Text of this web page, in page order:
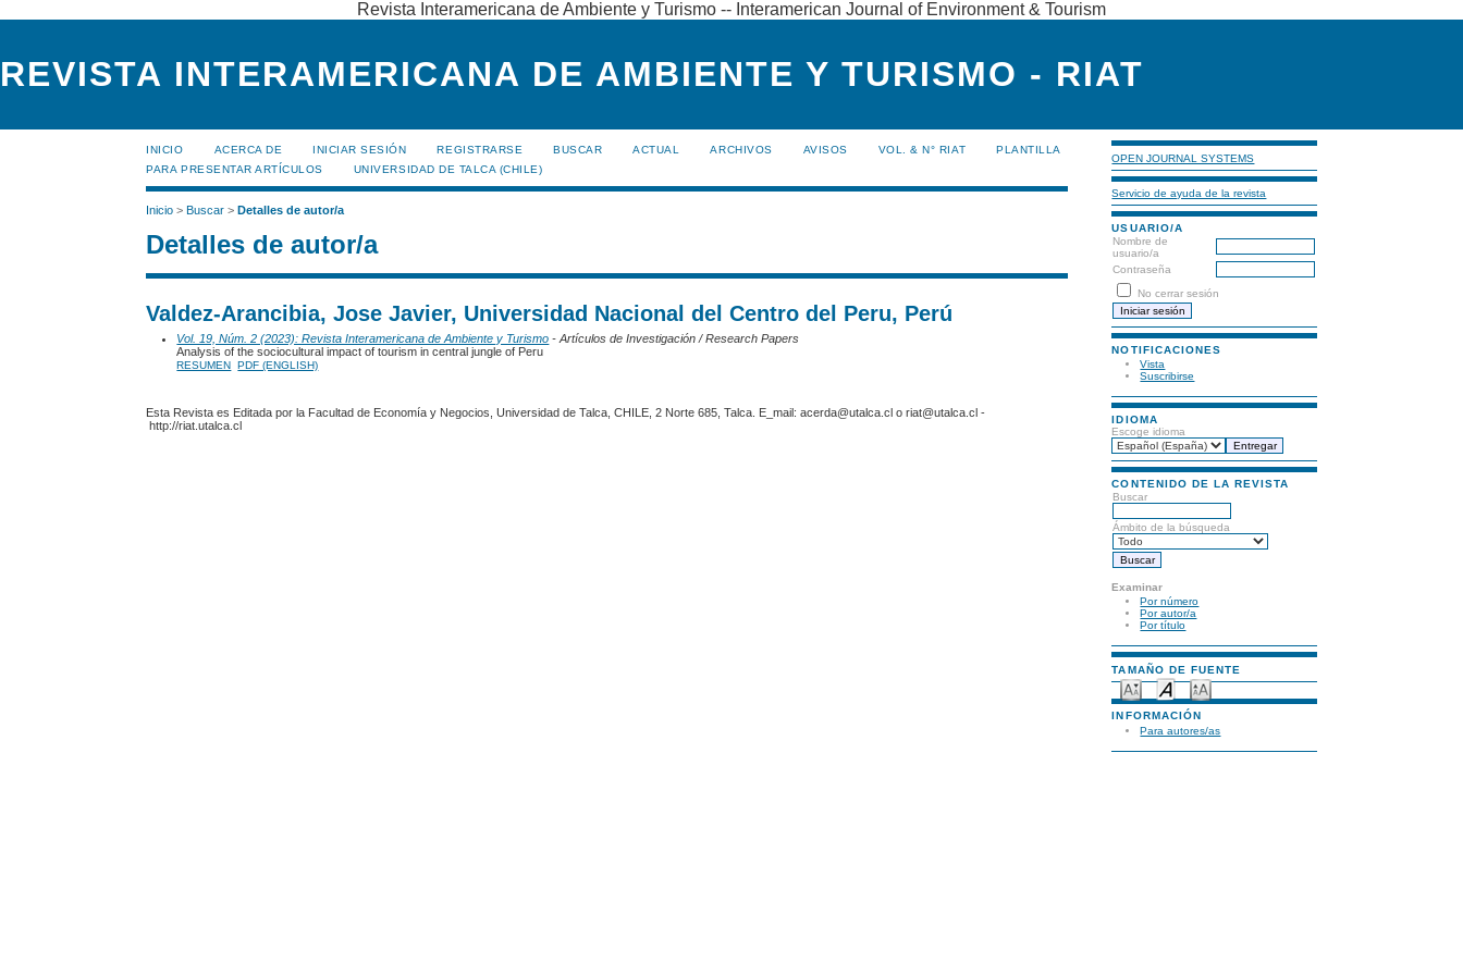
Revista Interamericana de Ambiente y Turismo -- Interamerican Journal of Environment & Tourism
REVISTA INTERAMERICANA DE AMBIENTE Y TURISMO - RIAT
OPEN JOURNAL SYSTEMS
Servicio de ayuda de la revista
USUARIO/A
Nombre de
usuario/a
Contraseña
No cerrar sesión
NOTIFICACIONES
Vista
Suscribirse
IDIOMA
Escoge idioma
CONTENIDO DE LA REVISTA
Buscar
Ámbito de la búsqueda
Examinar
Por número
Por autor/a
Por título
TAMAÑO DE FUENTE
INFORMACIÓN
Para autores/as
INICIO ACERCA DE INICIAR SESIÓN REGISTRARSE BUSCAR ACTUAL ARCHIVOS AVISOS VOL. & N° RIAT
PLANTILLA
PARA PRESENTAR ARTÍCULOS
UNIVERSIDAD DE TALCA (CHILE)
Inicio >Buscar >Detalles de autor/a
Detalles de autor/a
Valdez-Arancibia, Jose Javier, Universidad Nacional del Centro del Peru, Perú
Vol. 19, Núm. 2 (2023): Revista Interamericana de Ambiente y Turismo - Artículos de Investigación / Research Papers
Analysis of the sociocultural impact of tourism in central jungle of Peru
RESUMEN PDF (ENGLISH)
Esta Revista es Editada por la Facultad de Economía y Negocios, Universidad de Talca, CHILE, 2 Norte 685, Talca. E_mail: acerda@utalca.cl o riat@utalca.cl -
http://riat.utalca.cl